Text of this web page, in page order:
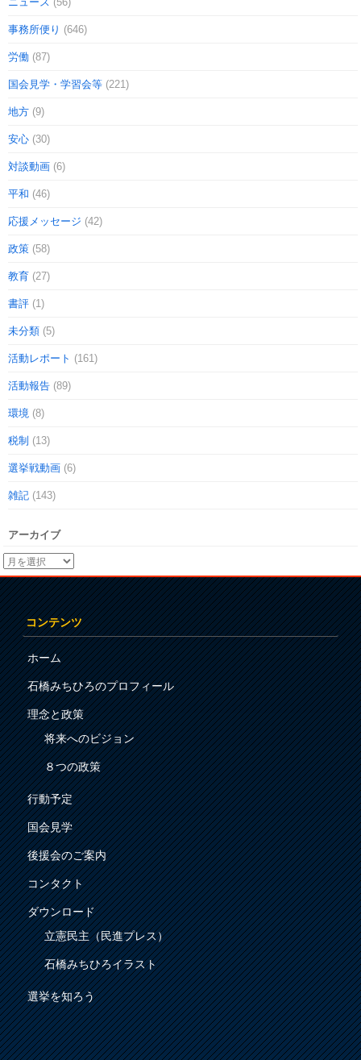
事務所便り (646)
労働 (87)
国会見学・学習会等 (221)
地方 (9)
安心 (30)
対談動画 (6)
平和 (46)
応援メッセージ (42)
政策 (58)
教育 (27)
書評 (1)
未分類 (5)
活動レポート (161)
活動報告 (89)
環境 (8)
税制 (13)
選挙戦動画 (6)
雑記 (143)
アーカイブ
コンテンツ
ホーム
石橋みちひろのプロフィール
理念と政策
将来へのビジョン
８つの政策
行動予定
国会見学
後援会のご案内
コンタクト
ダウンロード
立憲民主（民進プレス）
石橋みちひろイラスト
選挙を知ろう